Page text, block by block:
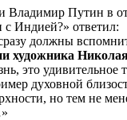
Владимир Путин в
с Индией?» ответил:
должны
художника
это удивительное
духовной
но тем не